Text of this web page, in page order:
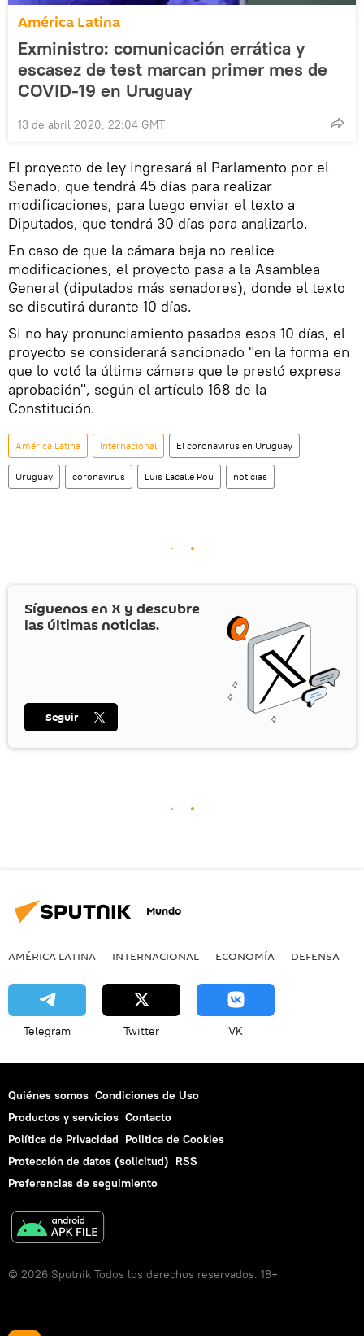
América Latina
Exministro: comunicación errática y
escasez de test marcan primer mes de
COVID-19 en Uruguay
13 de abril 2020, 22:04 GMT
El proyecto de ley ingresará al Parlamento por el
Senado, que tendrá 45 días para realizar
modificaciones, para luego enviar el texto a
Diputados, que tendrá 30 días para analizarlo.
En caso de que la cámara baja no realice
modificaciones, el proyecto pasa a la Asamblea
General (diputados más senadores), donde el texto
se discutirá durante 10 días.
Si no hay pronunciamiento pasados esos 10 días, el
proyecto se considerará sancionado "en la forma en
que lo votó la última cámara que le prestó expresa
aprobación", según el artículo 168 de la
Constitución.
América Latina Internacional El coronavirus en Uruguay
Uruguay coronavirus Luis Lacalle Pou noticias
Síguenos en X y descubre
las últimas noticias.
Seguir
Mundo
AMÉRICA LATINA INTERNACIONAL ECONOMÍA DEFENSA
Telegram Twitter VK
Quiénes somos Condiciones de Uso
Productos y servicios Contacto
Política de Privacidad Politica de Cookies
Protección de datos (solicitud) RSS
Preferencias de seguimiento
© 2026 Sputnik Todos los derechos reservados. 18+